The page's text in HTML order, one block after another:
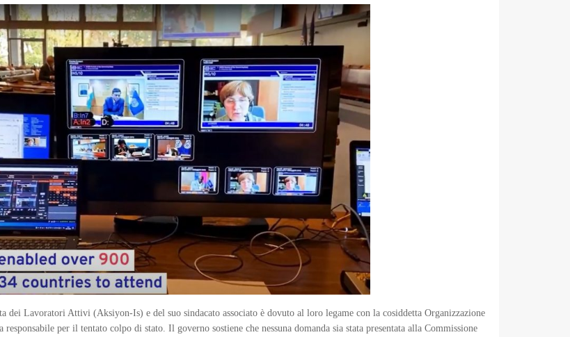
Lavoratori Attivi (Aksiyon-Is) e del suo sindacato associato è dovuto al loro legame con la cosiddetta Organizzazione
per il tentato colpo di stato. Il governo sostiene che nessuna domanda sia stata presentata alla Commissione